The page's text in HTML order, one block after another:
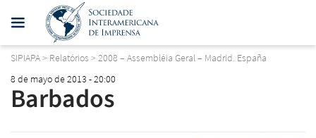
SIPIAPA> Relatórios > 2008 – Assembléia Geral – Madrid. España
8 de mayo de 2013 - 20:00
Barbados